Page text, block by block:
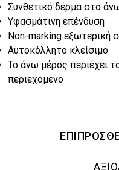
€45.00.
Συνθετικό δέρμα στο
Υφασμάτινη επένδυση
Non-marking εξωτερική
Αυτοκόλλητο κλείσιμο
Το άνω μέρος περιέχει
περιεχόμενο